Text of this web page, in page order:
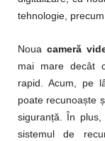
tehnologie,
Noua cameră
mai mare decât
rapid. Acum, pe
poate recunoaște
siguranță. În
sistemul de